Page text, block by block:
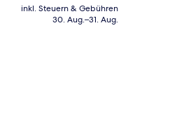
Comfort-Dreibettzimmer |
aktuelle
Preis
inkl. Steuern & Gebühren
30. Aug.–31. Aug.